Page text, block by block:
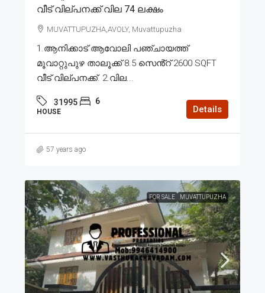
വീട് വില്പനക്ക് വില 74 ലക്ഷം
MUVATTUPUZHA,AVOLY, Muvattupuzha
1.ആനിക്കാട് ആവോലി പഞ്ചായത്ത്
മൂവാറ്റുപുഴ താലൂക്ക് 8.5 സെൻ്റ് 2600 SQFT
വീട് വില്പനക്ക്. 2.വില...
31995 6
HOUSE Details
57 years ago
FOR SALE MUVATTUPUZHA